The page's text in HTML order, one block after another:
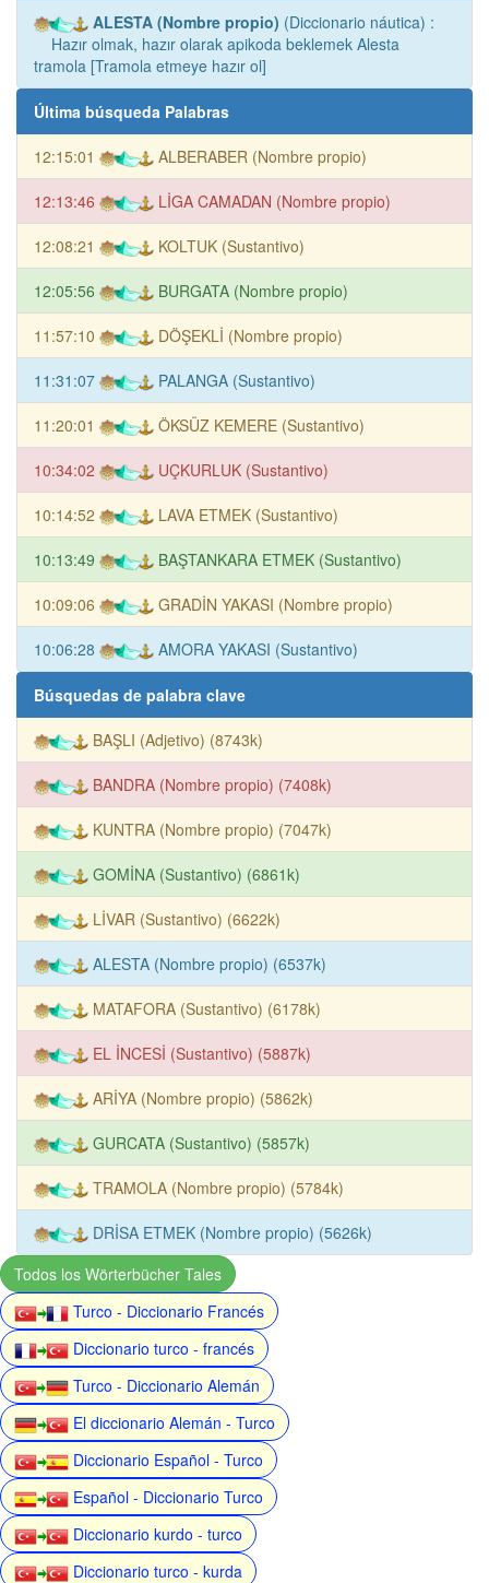
ALESTA (Nombre propio) (Diccionario náutica) :
Hazır olmak, hazır olarak apikoda beklemek Alesta
tramola [Tramola etmeye hazır ol]
Última búsqueda Palabras
12:15:01 ALBERABER (Nombre propio)
12:13:46 LİGA CAMADAN (Nombre propio)
12:08:21 KOLTUK (Sustantivo)
12:05:56 BURGATA (Nombre propio)
11:57:10 DÖŞEKLİ (Nombre propio)
11:31:07 PALANGA (Sustantivo)
11:20:01 ÖKSÜZ KEMERE (Sustantivo)
10:34:02 UÇKURLUK (Sustantivo)
10:14:52 LAVA ETMEK (Sustantivo)
10:13:49 BAŞTANKARA ETMEK (Sustantivo)
10:09:06 GRADİN YAKASI (Nombre propio)
10:06:28 AMORA YAKASI (Sustantivo)
Búsquedas de palabra clave
BAŞLI (Adjetivo) (8743k)
BANDRA (Nombre propio) (7408k)
KUNTRA (Nombre propio) (7047k)
GOMİNA (Sustantivo) (6861k)
LİVAR (Sustantivo) (6622k)
ALESTA (Nombre propio) (6537k)
MATAFORA (Sustantivo) (6178k)
EL İNCESİ (Sustantivo) (5887k)
ARİYA (Nombre propio) (5862k)
GURCATA (Sustantivo) (5857k)
TRAMOLA (Nombre propio) (5784k)
DRİSA ETMEK (Nombre propio) (5626k)
Todos los Wörterbücher Tales
Turco - Diccionario Francés
Diccionario turco - francés
Turco - Diccionario Alemán
El diccionario Alemán - Turco
Diccionario Español - Turco
Español - Diccionario Turco
Diccionario kurdo - turco
Diccionario turco - kurda